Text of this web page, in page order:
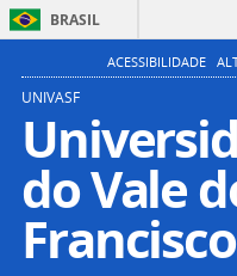
BRASIL
ACESSIBILIDADE
UNIVASF
do Vale
Francisco